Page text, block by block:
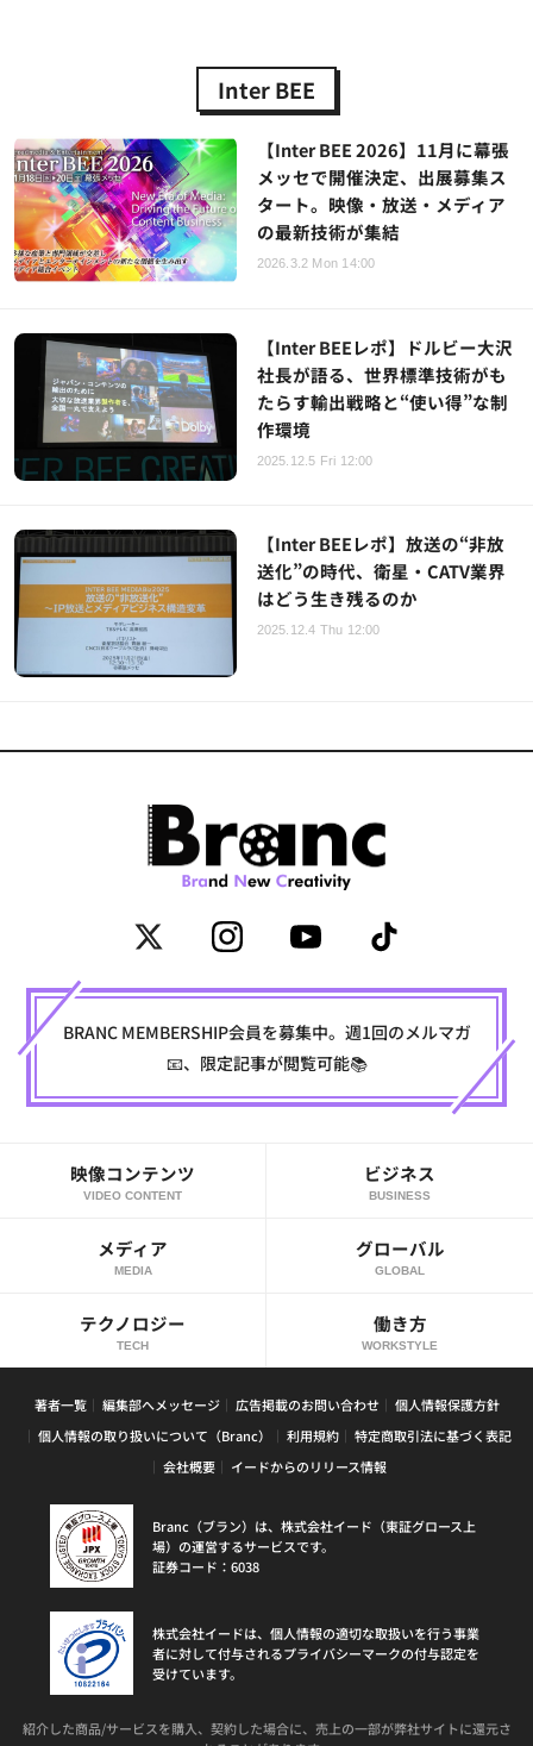
Inter BEE
【Inter BEE 2026】11月に幕張
メッセで開催決定、出展募集ス
タート。映像・放送・メディア
の最新技術が集結
2026.3.2 Mon 14:00
【Inter BEEレポ】ドルビー大沢
社長が語る、世界標準技術がも
たらす輸出戦略と“使い得”な制
作環境
2025.12.5 Fri 12:00
【Inter BEEレポ】放送の“非放
送化”の時代、衛星・CATV業界
はどう生き残るのか
2025.12.4 Thu 12:00
BRANC MEMBERSHIP会員を募集中。週1回のメルマガ
📧、限定記事が閲覧可能📚
映像コンテンツ
VIDEO CONTENT
ビジネス
BUSINESS
メディア
MEDIA
グローバル
GLOBAL
テクノロジー
TECH
働き方
WORKSTYLE
著者一覧 編集部へメッセージ 広告掲載のお問い合わせ
個人情報保護方針
個人情報の取り扱いについて（Branc）
利用規約
特定商取引法に基づく表記
会社概要
イードからのリリース情報
Branc（ブラン）は、株式会社イード（東証グロース上
場）の運営するサービスです。
証券コード：6038
株式会社イードは、個人情報の適切な取扱いを行う事業
者に対して付与されるプライバシーマークの付与認定を
受けています。
紹介した商品/サービスを購入、契約した場合に、売上の一部が弊社サイトに還元さ